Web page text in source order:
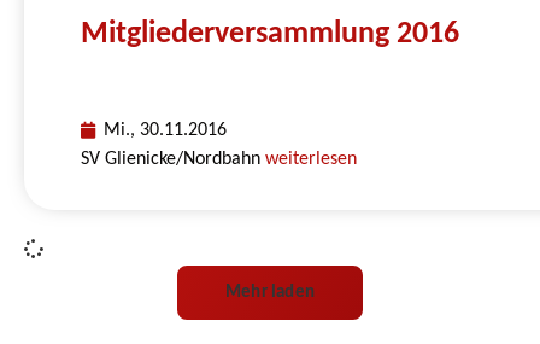
Mitgliederversammlung 2016
Mi., 30.11.2016
SV Glienicke/Nordbahnweiterlesen
Mehr laden